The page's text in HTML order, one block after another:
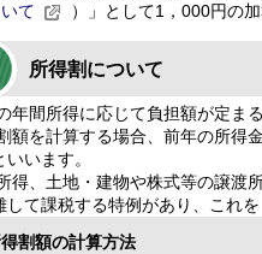
て
）」として1，000円の
所得割について
年間所得に応じて負担額が定まる
額を計算する場合、前年の所得
います。
得、土地・建物や株式等の譲渡
して課税する特例があり、これを
割額の計算方法